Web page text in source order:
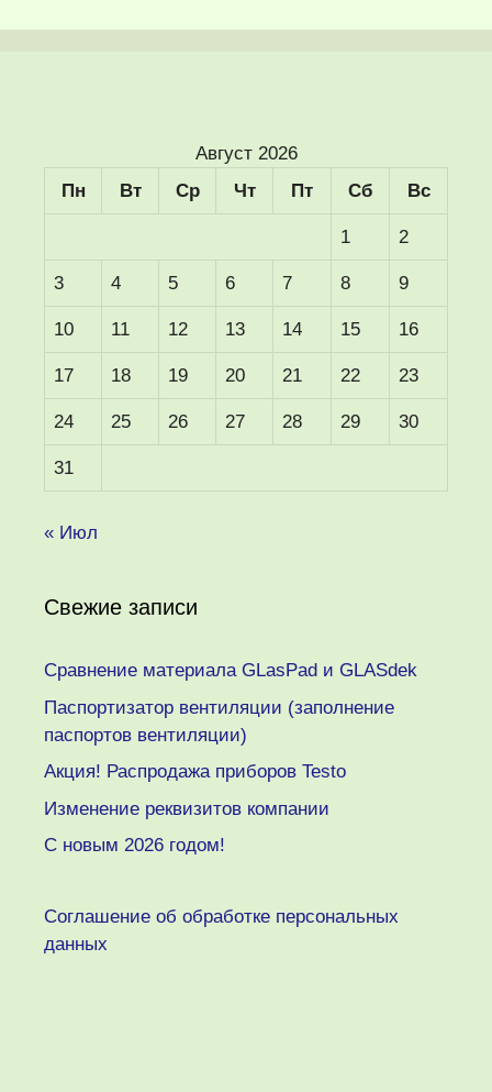
Август 2026
Пн
Вт Ср Чт Пт Сб Вс
1 2
3 4 5 6 7 8 9
10 11 12 13 14 15 16
17 18 19 20 21 22 23
24 25 26 27 28 29 30
31
« Июл
Свежие записи
Сравнение материала GLasPad и GLASdek
Паспортизатор вентиляции (заполнение
паспортов вентиляции)
Акция! Распродажа приборов Testo
Изменение реквизитов компании
C новым 2026 годом!
Соглашение об обработке персональных
данных